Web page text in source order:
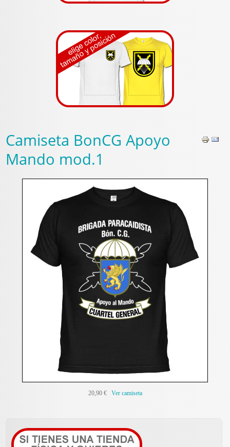
Camiseta BonCG Apoyo
Mando mod.1
20,90 € Ver camiseta